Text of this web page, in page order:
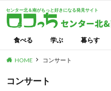
センター北＆南がもっと好きになる発見サイト
食べる 学ぶ 暮らす
HOME コンサート
コンサート